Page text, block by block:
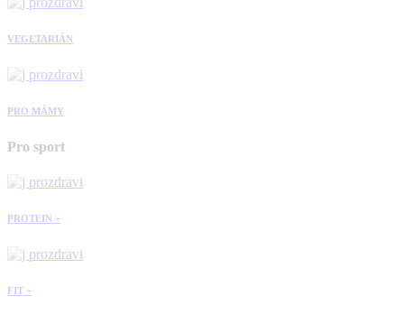
VEGETARIÁN
PRO MÁMY
Pro sport
PROTEIN +
FIT +